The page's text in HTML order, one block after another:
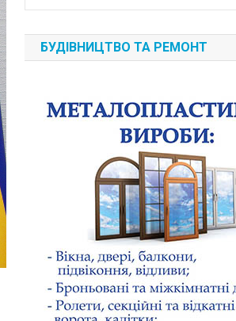
БУДІВНИЦТВО ТА РЕМОНТ